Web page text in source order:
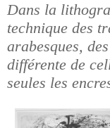
Dans la
technique des
arabesques,
différente de
seules les